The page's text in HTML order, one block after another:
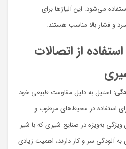
می‌شود. این آلیاژها برای
و فشار بالا مناسب هستند.
از اتصالات
استیل به دلیل مقاومت طبیعی خود
استفاده در محیط‌های مرطوب و
به‌ویژه در صنایع شیری که با شیر
آلودگی سر و کار دارند، اهمیت زیادی